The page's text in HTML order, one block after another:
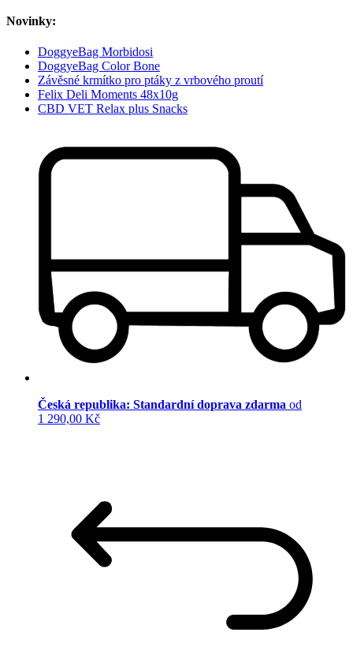
Novinky:
DoggyeBag Morbidosi
DoggyeBag Color Bone
Závěsné krmítko pro ptáky z vrbového proutí
Felix Deli Moments 48x10g
CBD VET Relax plus Snacks
Česká republika: Standardní doprava zdarma od
1 290,00 Kč